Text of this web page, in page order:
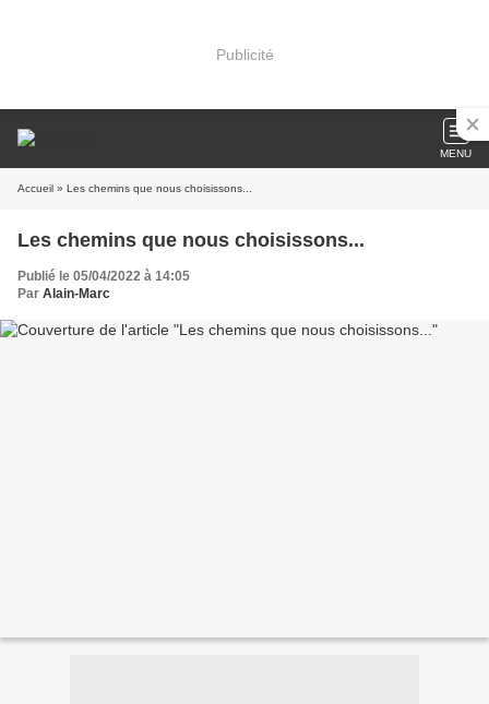
Publicité
MENU
Accueil » Les chemins que nous choisissons...
Les chemins que nous choisissons...
Publié le 05/04/2022 à 14:05
Par Alain-Marc